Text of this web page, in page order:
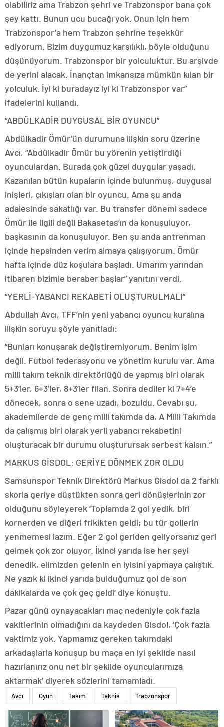
olabiliriz ama Trabzon şehri ve Trabzonspor bana çok
şey kattı. Bunun ucu bucağı yok. Onun için hem
Trabzonspor’a hem Trabzon şehrine teşekkür
ediyorum. Bizim duygumuz karşılıklı, böyle olduğunu
düşünüyorum. Trabzonspor bir yolculuktur. Bu arşivde
de yerini alacak. İnançtan imkansıza mümkün kılan bir
yolculuk. İyi ki buradayız iyi ki Trabzonspor var”
ifadelerini kullandı.
“ABDÜLKADİR DUYGUSAL BİR OYUNCU”
Abdülkadir Ömür’ün durumuna ilişkin soru üzerine
Avcı, “Abdülkadir Ömür bu yörenin yetiştirdiği
oyunculardan. Burada çok güzel duygular yaşadı.
Kazanılan bütün kupaların içinde bulunmuş, duygusal
inişleri, çıkışları olan bir oyuncu. Ama şu anda
adalesinde sakatlığı var. Bu transfer dönemi sadece
Ömür ile ilgili değil Bakasetas’ın da konuşuluyor,
başkasının da konuşuluyor. Ben şu anda antrenman
içinde hepsinden verim almaya çalışıyorum. Ömür
hafta içinde düz koşulara başladı. Umarım yarından
itibaren bizimle beraber başlar” yanıtını verdi.
“YERLİ-YABANCI REKABETİ OLUŞTURULMALI”
Abdullah Avcı, TFF’nin yeni yabancı oyuncu kuralına
ilişkin soruyu şöyle yanıtladı:
“Bunları konuşarak değiştiremiyorum. Benim işim
değil. Futbol federasyonu ve yönetim kurulu var. Ama
milli takım teknik direktörlüğü de yapmış biri olarak
5+3’ler, 6+3’ler, 8+3’ler filan. Sonra dediler ki 7+4’e
dönecek, sonra o sene uzadı, bozuldu. Cevabı şu,
akademilerde de genç milli takımda da, A Milli Takımda
da çalışmış biri olarak yerli yabancı rekabetini
oluşturacak bir durumu oluşturursak serbest kalsın.”
MARKUS GİSDOL: GERİYE DÖNMEK ZOR OLDU
Samsunspor Teknik Direktörü Markus Gisdol da 2 farklı
skorla geriye düştükten sonra geri dönüşlerinin zor
olduğunu söyleyerek ‘Toplamda 2 gol yedik, biri
kornerden ve diğeri frikikten geldi; bu tür gollerin
yenmemesi lazım. Eğer 2 gol geriden geliyorsanız geri
gelmek çok zor oluyor. İkinci yarıda ise her şeyi
denedik, elimizden gelenin en iyisini yapmaya çalıştık.
Ne yazık ki ikinci yarıda bulduğumuz gol de son
dakikalarda ve çok geç geldi’ diye konuştu.
Pazar günü oynayacakları maç nedeniyle çok fazla
vakitlerinin olmadığını da kaydeden Gisdol, ‘Çok fazla
vaktimiz yok. Yapmamız gereken takımdaki
arkadaşlarla konuşup bu maça en iyi şekilde nasıl
hazırlanırız onu net bir şekilde oyuncularımıza
aktarmak’ diyerek sözlerini tamamladı.
Avcı Oyun Takım Teknik Trabzonspor